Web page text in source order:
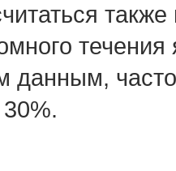
данным,
30%.